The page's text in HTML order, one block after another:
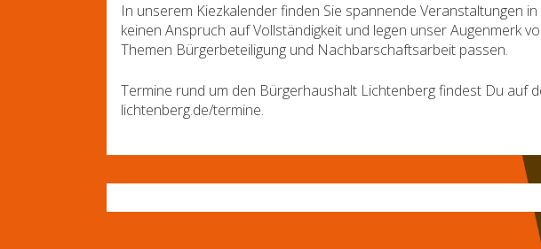
In unserem Kiezkalender finden Sie spannende Veranstaltungen
keinen Anspruch auf Vollständigkeit und legen unser Augenmerk
Themen Bürgerbeteiligung und Nachbarschaftsarbeit passen.
Termine rund um den Bürgerhaushalt Lichtenberg findest Du auf
lichtenberg.de/termine.